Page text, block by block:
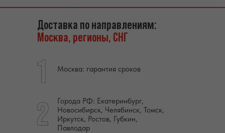
Доставка по направлениям:
Москва, регионы, СНГ
Города РФ: Екатеринбург,
Новосибирск, Челябинск, Томск,
Иркутск, Ростов, Губкин,
Павлодар
Москва: гарантия сроков